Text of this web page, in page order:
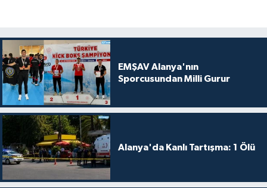
EMŞAV Alanya'nın
Sporcusundan Milli Gurur
Alanya'da Kanlı Tartışma: 1 Ölü